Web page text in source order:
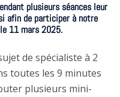
plusieurs séances leur
afin de participer à notre
11 mars 2025.
de spécialiste à 2
toutes les 9 minutes
plusieurs mini-